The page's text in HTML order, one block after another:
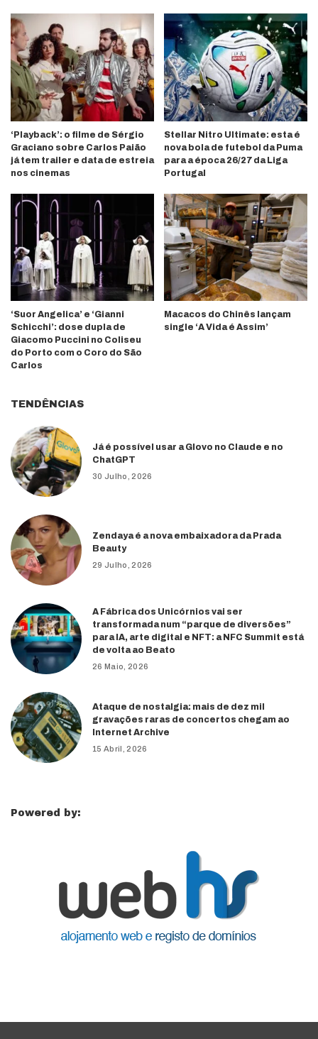
‘Playback’: o filme de Sérgio
Graciano sobre Carlos Paião
já tem trailer e data de estreia
nos cinemas
Stellar Nitro Ultimate: esta é
nova bola de futebol da Puma
para a época 26/27 da Liga
Portugal
‘Suor Angelica’ e ‘Gianni
Schicchi’: dose dupla de
Giacomo Puccini no Coliseu
do Porto com o Coro do São
Carlos
Macacos do Chinês lançam
single ‘A Vida é Assim’
TENDÊNCIAS
Já é possível usar a Glovo no Claude e no
ChatGPT
30 Julho, 2026
Zendaya é a nova embaixadora da Prada
Beauty
29 Julho, 2026
A Fábrica dos Unicórnios vai ser
transformada num “parque de diversões”
para IA, arte digital e NFT: a NFC Summit está
de volta ao Beato
26 Maio, 2026
Ataque de nostalgia: mais de dez mil
gravações raras de concertos chegam ao
Internet Archive
15 Abril, 2026
Powered by: